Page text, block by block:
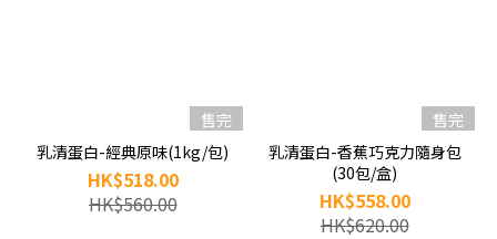
售完
乳清蛋白-經典原味(1kg/包)
HK$518.00
HK$560.00
售完
乳清蛋白-香蕉巧克力隨身包
(30包/盒)
HK$558.00
HK$620.00